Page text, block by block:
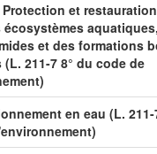
Protection et
écosystèmes
et des formations
211-7 8° du code de
en eau (L. 211-